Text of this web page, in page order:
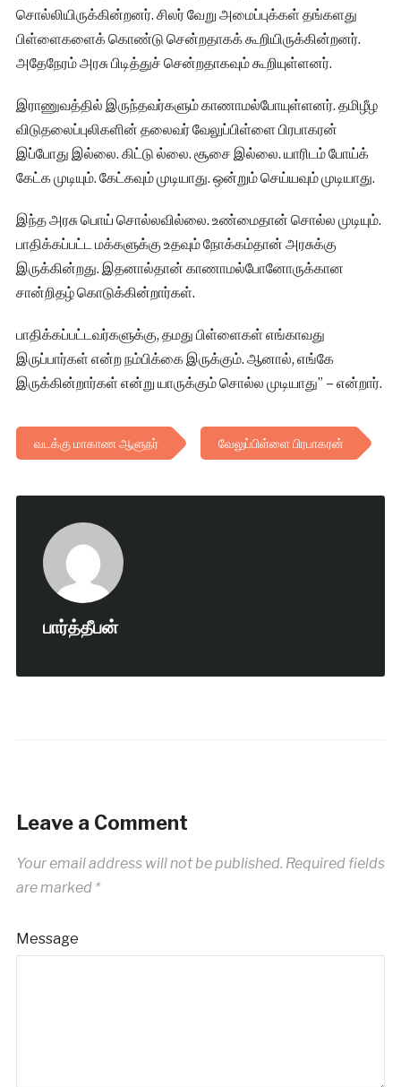
சொல்லியிருக்கின்றனர். சிலர் வேறு அமைப்புக்கள் தங்களது
பிள்ளைகளைக் கொண்டு சென்றதாகக் கூறியிருக்கின்றனர்.
அதேநேரம் அரசு பிடித்துச் சென்றதாகவும் கூறியுள்ளனர்.
இராணுவத்தில் இருந்தவர்களும் காணாமல்போயுள்ளனர். தமிழீழ
விடுதலைப்புலிகளின் தலைவர் வேலுப்பிள்ளை பிரபாகரன்
இப்போது இல்லை. கிட்டு ல்லை. சூசை இல்லை. யாரிடம் போய்க்
கேட்க முடியும். கேட்கவும் முடியாது. ஒன்றும் செய்யவும் முடியாது.
இந்த அரசு பொய் சொல்லவில்லை. உண்மைதான் சொல்ல முடியும்.
பாதிக்கப்பட்ட மக்களுக்கு உதவும் நோக்கம்தான் அரசுக்கு
இருக்கின்றது. இதனால்தான் காணாமல்போனோருக்கான
சான்றிதழ் கொடுக்கின்றார்கள்.
பாதிக்கப்பட்டவர்களுக்கு, தமது பிள்ளைகள் எங்காவது
இருப்பார்கள் என்ற நம்பிக்கை இருக்கும். ஆனால், எங்கே
இருக்கின்றார்கள் என்று யாருக்கும் சொல்ல முடியாது” – என்றார்.
வடக்கு மாகாண ஆளுநர் வேலுப்பிள்ளை பிரபாகரன்
பார்த்தீபன்
Leave a Comment
Your email address will not be published. Required fields
are marked *
Message